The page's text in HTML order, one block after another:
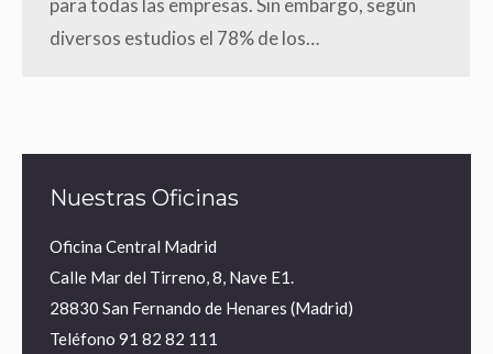
para todas las empresas. Sin embargo, según
diversos estudios el 78% de los…
Nuestras Oficinas
Oficina Central Madrid
Calle Mar del Tirreno, 8, Nave E1.
28830 San Fernando de Henares (Madrid)
Teléfono 91 82 82 111